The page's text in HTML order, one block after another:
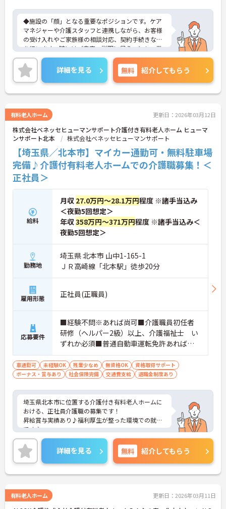
◆施設の「顔」となる重要なポジションです。ケア
マネジャーや介護スタッフと連携しながら、お客様
の受け入れやご家族様の相談対応、契約手続きなど
を行います。時にはご自宅へ説明に伺うことも。業
務の幅は広いですが、その分、お客様の「困った」
に寄り添い、解決できた時の喜びはひとしおです。
親身な対応ができるあなたを、スタッフみんなが待
っています。
◆年間休日は117日以上あり、シフト制ですが希望
しいポイントです。有給休暇は1時間単位で取得でき
るので、「ちょっと用事を済ませたい」という時に
も便利。オンとオフを上手に切り替えて、自分らし
い働き方が実現できます。
◆タブレット端末を活用した介護記録システムを導
入♪スタッフ同士の情報共有もスムーズになり、
「ご利用者様と向き合う時間が増えた」と現場でも
好評です。効率よく働けます。
詳細を見る 無料 紹介してもらう
有料老人ホーム 更新日：2026年03月12日
株式会社ベネッセヒューマンサポート介護付き有料老人ホーム ヒューマ
ンサポート北本
株式会社ベネッセヒューマンサポート
【埼玉県／北本市】マイカー通勤可・無料駐車場
完備♪介護付有料老人ホームでの介護職募集！＜
正社員＞
給料
月収 27.0万円～28.1万円程度 ※諸手当込み
＜夜勤5回想定＞
年収358万円～371万円程度 ※諸手当込み＜
夜勤5回想定＞
勤務地
埼玉県 北本市 山中1-165-1
ＪＲ高崎線「北本駅」徒歩20分
雇用形態 正社員(正職員)
応募要件
■経験不問※あれば尚可■介護職員初任者
研修（ヘルパー2級）以上、介護福祉士 い
ずれか必須■普通自動車運転免許あれば尚
可（ＡＴ限定可）
車通勤可 未経験OK 残業少なめ 無資格OK
資格取得サポート
ボーナス・賞与あり
社会保険完備 交通費支給 退職金制度あり
埼玉県北本市に位置する介護付き有料老人ホームに
おける、正社員介護職の募集です！
昇給賞与実績あり♪福利厚生が整った環境での就業
です♪
ご興味ある方には、面接対策ポイントなど、さらに
詳細をお話しいたしますのでお気軽にご相談くださ
い。
詳細を見る 無料 紹介してもらう
有料老人ホーム 更新日：2026年03月11日